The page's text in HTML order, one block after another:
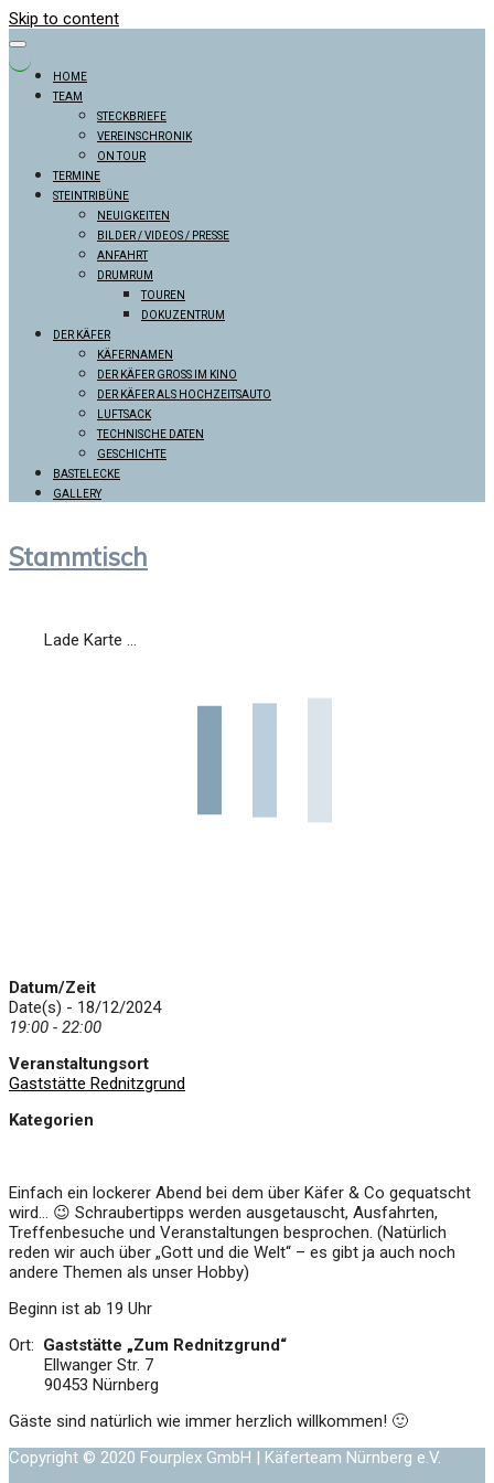
Skip to content
HOME
TEAM
STECKBRIEFE
VEREINSCHRONIK
ON TOUR
TERMINE
STEINTRIBÜNE
NEUIGKEITEN
BILDER / VIDEOS / PRESSE
ANFAHRT
DRUMRUM
TOUREN
DOKUZENTRUM
DER KÄFER
KÄFERNAMEN
DER KÄFER GROSS IM KINO
DER KÄFER ALS HOCHZEITSAUTO
LUFTSACK
TECHNISCHE DATEN
GESCHICHTE
BASTELECKE
GALLERY
Stammtisch
Lade Karte ...
Datum/Zeit
Date(s) - 18/12/2024
19:00 - 22:00
Veranstaltungsort
Gaststätte Rednitzgrund
Kategorien
Einfach ein lockerer Abend bei dem über Käfer & Co gequatscht
wird… 😉 Schraubertipps werden ausgetauscht, Ausfahrten,
Treffenbesuche und Veranstaltungen besprochen. (Natürlich
reden wir auch über „Gott und die Welt“ – es gibt ja auch noch
andere Themen als unser Hobby)
Beginn ist ab 19 Uhr
Ort: Gaststätte „Zum Rednitzgrund“
Ellwanger Str. 7
90453 Nürnberg
Gäste sind natürlich wie immer herzlich willkommen! 🙂
Copyright © 2020 Fourplex GmbH | Käferteam Nürnberg e.V.